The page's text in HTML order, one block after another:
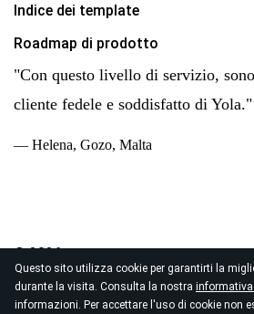
Questo sito utilizza cookie per garantirti la
durante la visita. Consulta la nostra
informazioni. Per accettare l'uso di cookie non
Indice dei template
Roadmap di prodotto
"Con questo livello di servizio,
cliente fedele e soddisfatto di Yola."
— Helena, Gozo, Malta
© 2026
Copyright Yola Inc. Tutti i diritti
privacy|Termini di Servizi|